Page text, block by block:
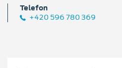
Telefon
+420 596 780 369